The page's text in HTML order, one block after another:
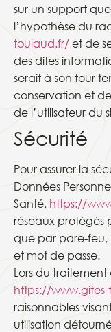
sur un support
l’hypothèse du
toulaud.fr/ et de
des dites
serait à son tour
conservation et
de l’utilisateur du
Sécurité
Pour assurer la
Données
Santé, https://
réseaux protégés
que par pare-feu,
et mot de passe.
Lors du traitement
https://
raisonnables
utilisation